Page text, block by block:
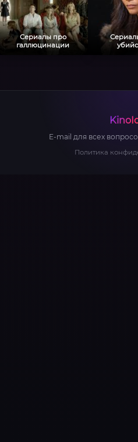
Сериалы про
галлюцинации
E-mail для всех
Политика